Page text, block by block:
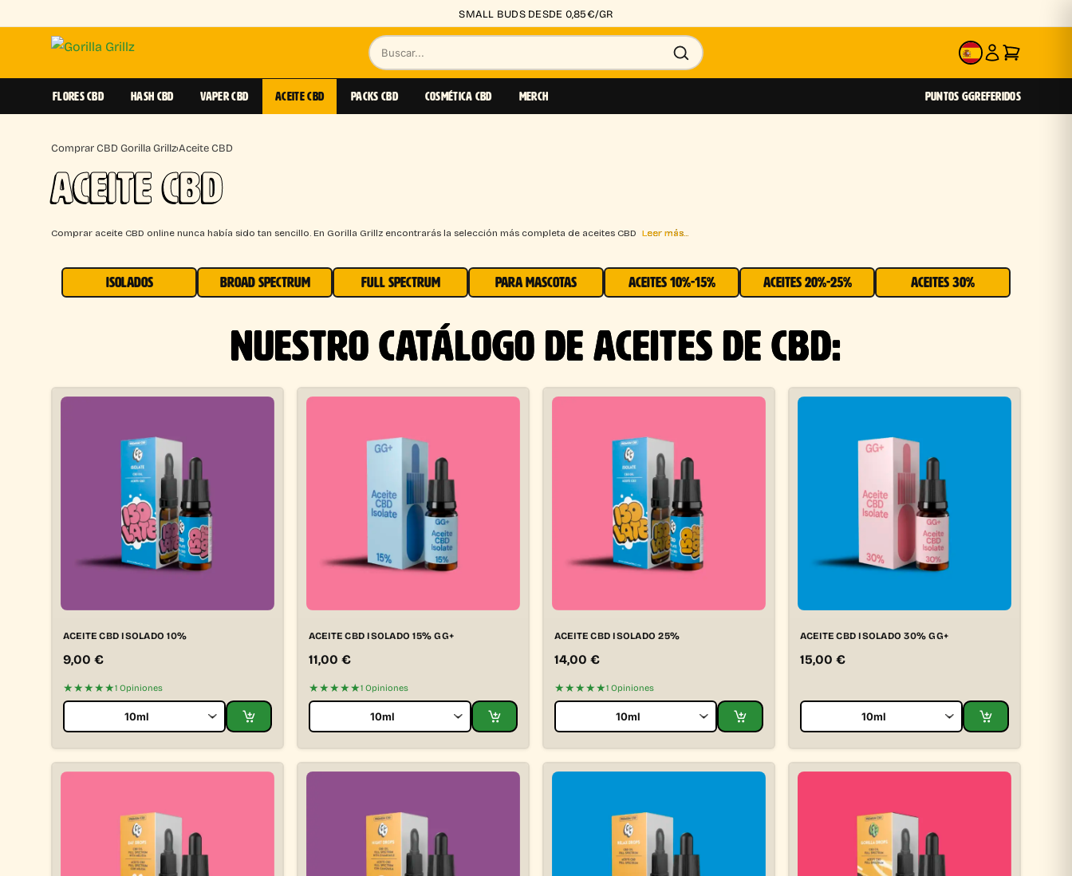
SMALL BUDS DESDE 0,85€/GR
Buscar
productos
ES
FLORES CBD HASH CBD VAPER CBD ACEITE CBD PACKS CBD COSMÉTICA CBD MERCH PUNTOS GGREFERIDOS
Comprar CBD Gorilla Grillz›Aceite CBD
ACEITE CBD
Comprar aceite CBD online nunca había sido tan sencillo. En Gorilla Grillz encontrarás la selección más completa de aceites CBD Leer más...
ISOLADOS BROAD SPECTRUM FULL SPECTRUM PARA MASCOTAS ACEITES 10%-15% ACEITES 20%-25% ACEITES 30%
NUESTRO CATÁLOGO DE ACEITES DE CBD:
ACEITE CBD ISOLADO 10%
9,00 €
★★★★★1 Opiniones
ACEITE CBD ISOLADO 15% GG+
11,00 €
★★★★★1 Opiniones
ACEITE CBD ISOLADO 25%
14,00 €
★★★★★1 Opiniones
ACEITE CBD ISOLADO 30% GG+
15,00 €